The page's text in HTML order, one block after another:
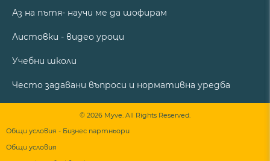
Аз на пътя- научи ме да шофирам
Листовки - видео уроци
Учебни школи
Често задавани въпроси и нормативна уредба
© 2026 Myve. All Rights Reserved.
Общи условия - Бизнес партньори
Общи условия